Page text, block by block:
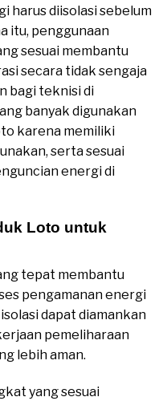
harus diisolasi sebelum
itu, penggunaan
sesuai membantu
secara tidak sengaja
bagi teknisi di
banyak digunakan
karena memiliki
serta sesuai
energi di
Loto untuk
tepat membantu
pengamanan energi
dapat diamankan
pemeliharaan
lebih aman.
yang sesuai